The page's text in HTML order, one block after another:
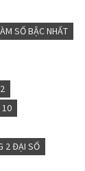
SỐ BẬC NHẤT
10
2 ĐẠI SỐ